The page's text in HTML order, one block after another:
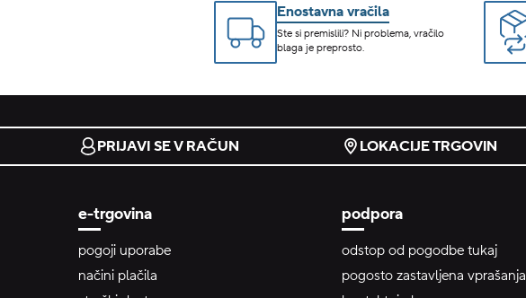
Enostavna vračila
Ste si premislili? Ni problema, vračilo
blaga je preprosto.
PRIJAVI SE V RAČUN LOKACIJE TRGOVIN
e-trgovina
pogoji uporabe
načini plačila
podpora
odstop od pogodbe tukaj
pogosto zastavljena vprašanja